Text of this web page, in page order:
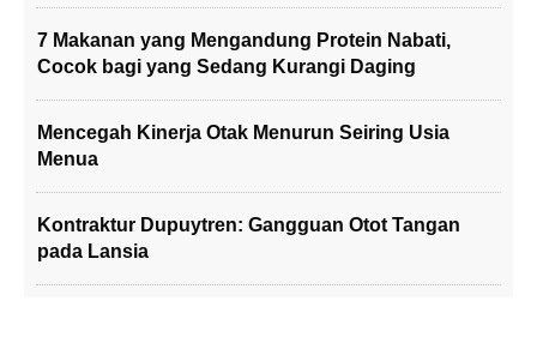
7 Makanan yang Mengandung Protein Nabati,
Cocok bagi yang Sedang Kurangi Daging
Mencegah Kinerja Otak Menurun Seiring Usia
Menua
Kontraktur Dupuytren: Gangguan Otot Tangan
pada Lansia